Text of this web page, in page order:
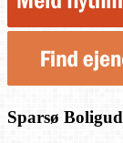
Sparsø